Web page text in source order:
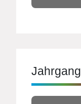
Jahrgang